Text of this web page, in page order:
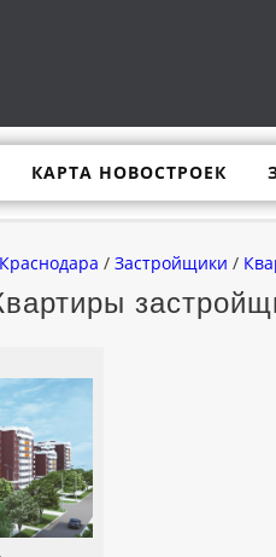
КАРТА НОВОСТРОЕК
/ Застройщики /